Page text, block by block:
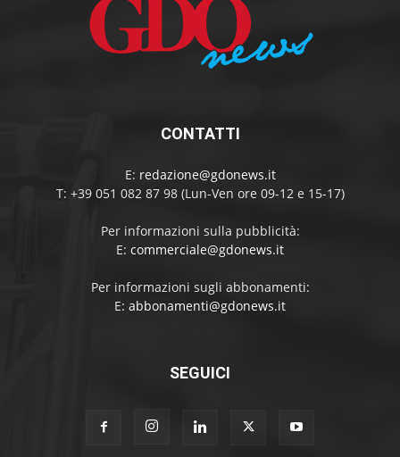
CONTATTI
E: redazione@gdonews.it
T: +39 051 082 87 98 (Lun-Ven ore 09-12 e 15-17)
Per informazioni sulla pubblicità:
E: commerciale@gdonews.it
Per informazioni sugli abbonamenti:
E: abbonamenti@gdonews.it
SEGUICI